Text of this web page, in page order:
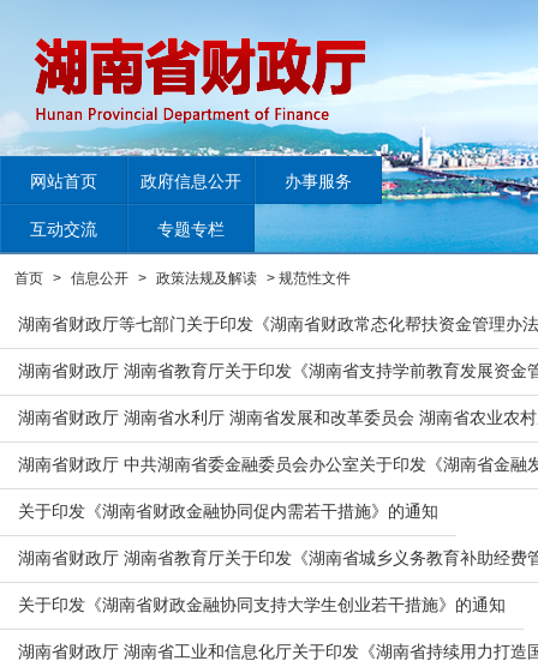
网站首页 政府信息公开 办事服务
互动交流 专题专栏
首页 > 信息公开 > 政策法规及解读 > 规范性文件
湖南省财政厅等七部门关于印发《湖南省财政常态化帮扶资金管理办
湖南省财政厅 湖南省教育厅关于印发《湖南省支持学前教育发展资金
湖南省财政厅 湖南省水利厅 湖南省发展和改革委员会 湖南省农业农
湖南省财政厅 中共湖南省委金融委员会办公室关于印发《湖南省金融
关于印发《湖南省财政金融协同促内需若干措施》的通知
湖南省财政厅 湖南省教育厅关于印发《湖南省城乡义务教育补助经费
关于印发《湖南省财政金融协同支持大学生创业若干措施》的通知
湖南省财政厅 湖南省工业和信息化厅关于印发《湖南省持续用力打